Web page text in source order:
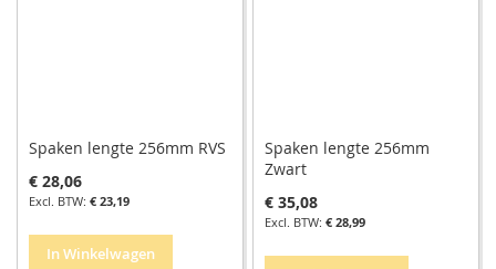
Spaken lengte 256mm RVS
€ 28,06
€ 23,19
In Winkelwagen
Spaken lengte 256mm
Zwart
€ 35,08
€ 28,99